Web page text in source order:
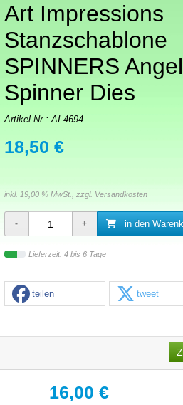
Art Impressions
Stanzschablone
SPINNERS Angel
Spinner Dies
Artikel-Nr.:AI-4694
18,50 €
inkl. 19,00 % MwSt., zzgl. Versandkosten
in den
Lieferzeit: 4 bis 6 Tage
teilen tweet
16,00 €